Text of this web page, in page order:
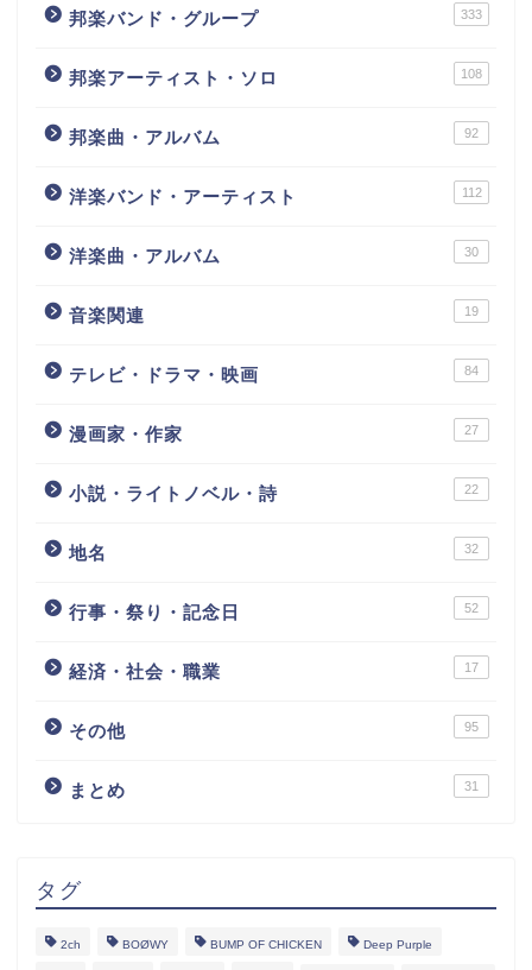
邦楽バンド・グループ 333
邦楽アーティスト・ソロ 108
邦楽曲・アルバム 92
洋楽バンド・アーティスト 112
洋楽曲・アルバム 30
音楽関連 19
テレビ・ドラマ・映画 84
漫画家・作家 27
小説・ライトノベル・詩 22
地名 32
行事・祭り・記念日 52
経済・社会・職業 17
その他 95
まとめ 31
タグ
2ch BOØWY BUMP OF CHICKEN Deep Purple